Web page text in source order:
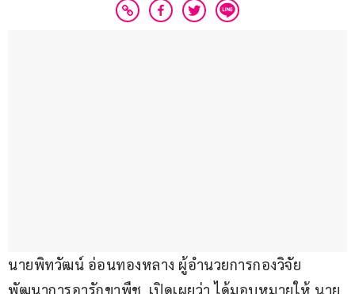
นายพิทวัฒน์ อ่อนทองหลาง ผู้อำนวยการกองวิจัย
พัฒนาการอารักขาพืช  เปิดเผยว่า ได้มอบหมายให้ นาย